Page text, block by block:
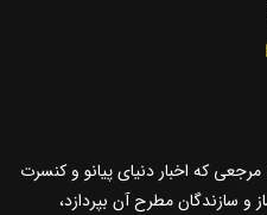
که اخبار دنیای پیانو و کنسرت
سازندگان مطرح آن بپردازد،